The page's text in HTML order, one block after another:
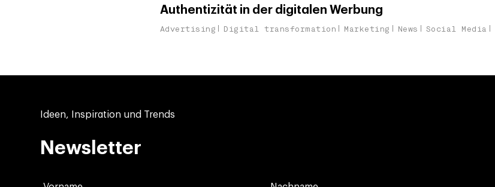
Authentizität in der digitalen Werbung
Advertising Digital transformation Marketing News Social Media
Ideen, Inspiration und Trends
Newsletter